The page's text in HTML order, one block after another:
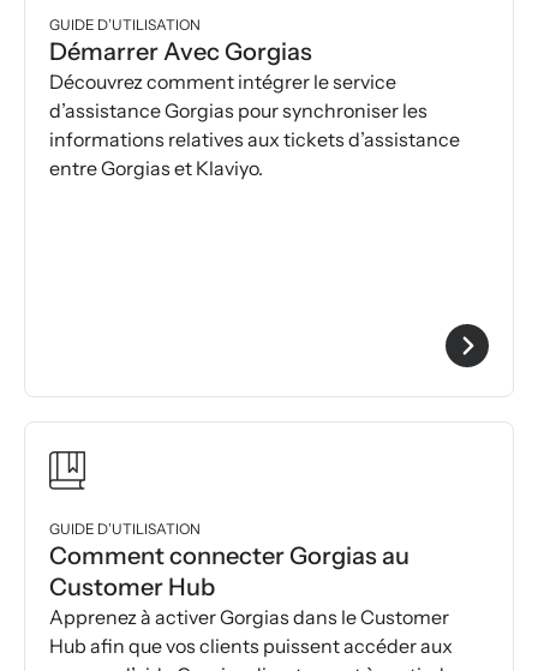
GUIDE D’UTILISATION
Démarrer Avec Gorgias
Découvrez comment intégrer le service
d’assistance Gorgias pour synchroniser les
informations relatives aux tickets d’assistance
entre Gorgias et Klaviyo.
GUIDE D’UTILISATION
Comment connecter Gorgias au
Customer Hub
Apprenez à activer Gorgias dans le Customer
Hub afin que vos clients puissent accéder aux